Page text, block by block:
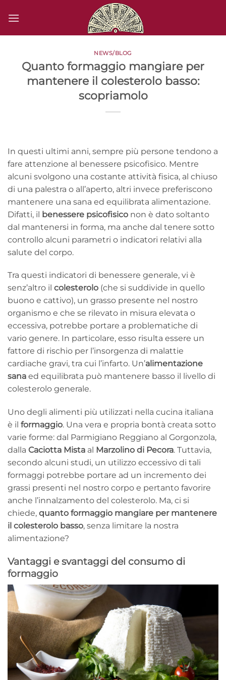
NEWS/BLOG
Quanto formaggio mangiare per
mantenere il colesterolo basso:
scopriamolo
In questi ultimi anni, sempre più persone tendono a
fare attenzione al benessere psicofisico. Mentre
alcuni svolgono una costante attività fisica, al chiuso
di una palestra o all’aperto, altri invece preferiscono
mantenere una sana ed equilibrata alimentazione.
Difatti, il benessere psicofisico non è dato soltanto
dal mantenersi in forma, ma anche dal tenere sotto
controllo alcuni parametri o indicatori relativi alla
salute del corpo.
Tra questi indicatori di benessere generale, vi è
senz’altro il colesterolo (che si suddivide in quello
buono e cattivo), un grasso presente nel nostro
organismo e che se rilevato in misura elevata o
eccessiva, potrebbe portare a problematiche di
vario genere. In particolare, esso risulta essere un
fattore di rischio per l’insorgenza di malattie
cardiache gravi, tra cui l’infarto. Un’alimentazione
sana ed equilibrata può mantenere basso il livello di
colesterolo generale.
Uno degli alimenti più utilizzati nella cucina italiana
è il formaggio. Una vera e propria bontà creata sotto
varie forme: dal Parmigiano Reggiano al Gorgonzola,
dalla Caciotta Mista al Marzolino di Pecora. Tuttavia,
secondo alcuni studi, un utilizzo eccessivo di tali
formaggi potrebbe portare ad un incremento dei
grassi presenti nel nostro corpo e pertanto favorire
anche l’innalzamento del colesterolo. Ma, ci si
chiede, quanto formaggio mangiare per mantenere
il colesterolo basso, senza limitare la nostra
alimentazione?
Vantaggi e svantaggi del consumo di
formaggio